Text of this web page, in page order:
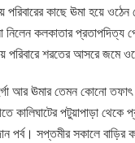
কাছে ঊমা হয়ে
নিলেন কলকাতার
পরিবারে শরতের আসরে জমে
আর ঊমার তেমন কোনো তফাৎ
কালিঘাটের পটুয়াপাড়া থেকে
পর্ব। সপ্তমীর সকালে বাড়ির